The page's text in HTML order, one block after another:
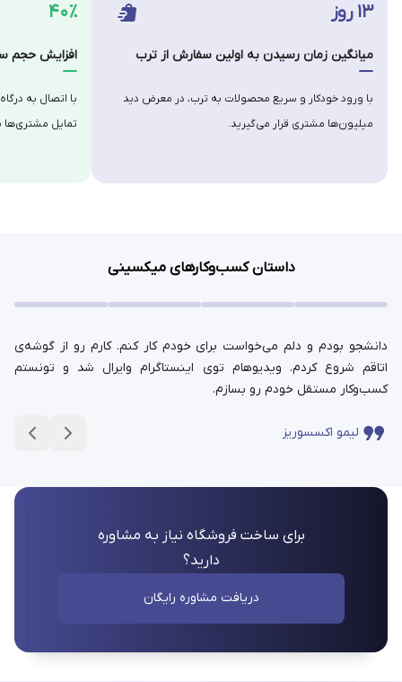
۴۰٪
افزایش حجم
با اتصال به
تمایل
۱۳ روز
میانگین زمان رسیدن به اولین سفارش از ترب
با ورود خودکار و سریع محصولات به ترب، در معرض دید
میلیون‌ها مشتری قرار می‌گیرید.
داستان کسب‌وکارهای میکسینی
دانشجو بودم و دلم می‌خواست برای خودم کار کنم. کارم رو از گوشه‌ی
اتاقم شروع کردم. ویدیوهام توی اینستاگرام وایرال شد و تونستم
کسب‌وکار مستقل خودم رو بسازم.
لیمو اکسسوریز
برای ساخت فروشگاه نیاز به مشاوره
دارید؟
دریافت مشاوره رایگان